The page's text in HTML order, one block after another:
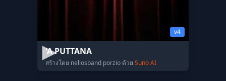
v4
'A PUTTANA
สร้างโดย nellosband porzio ด้วย Suno AI